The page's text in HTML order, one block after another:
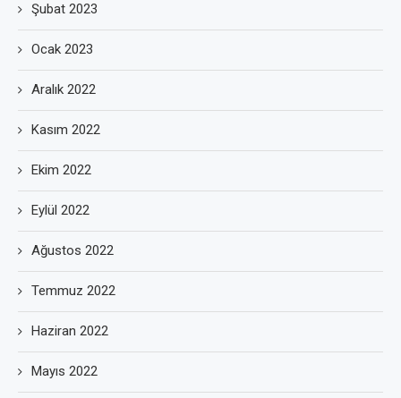
Şubat 2023
Ocak 2023
Aralık 2022
Kasım 2022
Ekim 2022
Eylül 2022
Ağustos 2022
Temmuz 2022
Haziran 2022
Mayıs 2022